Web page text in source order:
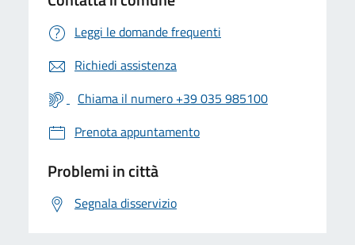
Leggi le domande frequenti
Richiedi assistenza
Chiama il numero +39 035 985100
Prenota appuntamento
Problemi in città
Segnala disservizio